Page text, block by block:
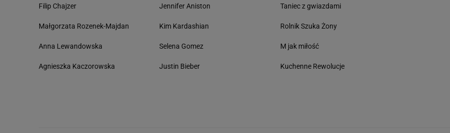
Filip Chajzer
Małgorzata Rozenek-Majdan
Anna Lewandowska
Agnieszka Kaczorowska
Jennifer Aniston
Kim Kardashian
Selena Gomez
Justin Bieber
Taniec z gwiazdami
Rolnik Szuka Żony
M jak miłość
Kuchenne Rewolucje